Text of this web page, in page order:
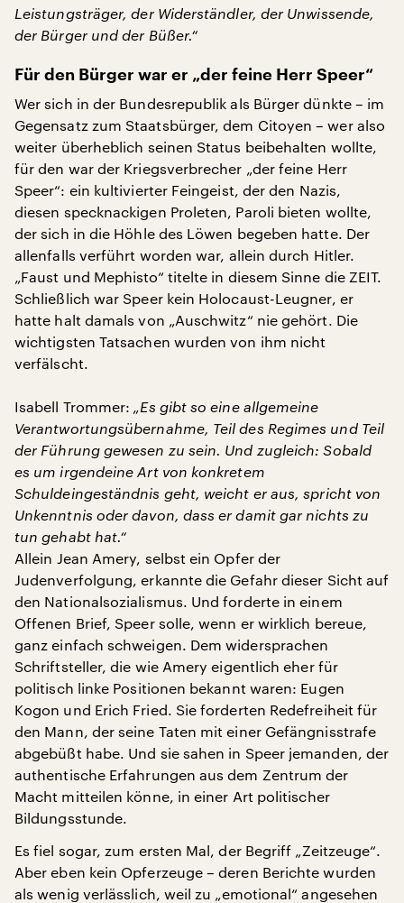
Leistungsträger, der Widerständler, der Unwissende,
der Bürger und der Büßer.“
Für den Bürger war er „der feine Herr Speer“
Wer sich in der Bundesrepublik als Bürger dünkte – im
Gegensatz zum Staatsbürger, dem Citoyen – wer also
weiter überheblich seinen Status beibehalten wollte,
für den war der Kriegsverbrecher „der feine Herr
Speer“: ein kultivierter Feingeist, der den Nazis,
diesen specknackigen Proleten, Paroli bieten wollte,
der sich in die Höhle des Löwen begeben hatte. Der
allenfalls verführt worden war, allein durch Hitler.
„Faust und Mephisto“ titelte in diesem Sinne die ZEIT.
Schließlich war Speer kein Holocaust-Leugner, er
hatte halt damals von „Auschwitz“ nie gehört. Die
wichtigsten Tatsachen wurden von ihm nicht
verfälscht.
Isabell Trommer: „Es gibt so eine allgemeine
Verantwortungsübernahme, Teil des Regimes und Teil
der Führung gewesen zu sein. Und zugleich: Sobald
es um irgendeine Art von konkretem
Schuldeingeständnis geht, weicht er aus, spricht von
Unkenntnis oder davon, dass er damit gar nichts zu
tun gehabt hat.“
Allein Jean Amery, selbst ein Opfer der
Judenverfolgung, erkannte die Gefahr dieser Sicht auf
den Nationalsozialismus. Und forderte in einem
Offenen Brief, Speer solle, wenn er wirklich bereue,
ganz einfach schweigen. Dem widersprachen
Schriftsteller, die wie Amery eigentlich eher für
politisch linke Positionen bekannt waren: Eugen
Kogon und Erich Fried. Sie forderten Redefreiheit für
den Mann, der seine Taten mit einer Gefängnisstrafe
abgebüßt habe. Und sie sahen in Speer jemanden, der
authentische Erfahrungen aus dem Zentrum der
Macht mitteilen könne, in einer Art politischer
Bildungsstunde.
Es fiel sogar, zum ersten Mal, der Begriff „Zeitzeuge“.
Aber eben kein Opferzeuge – deren Berichte wurden
als wenig verlässlich, weil zu „emotional“ angesehen